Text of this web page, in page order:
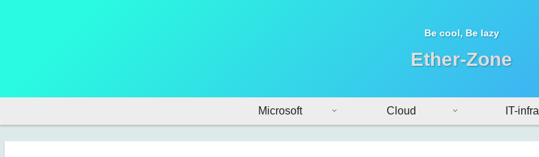
Be cool, Be lazy
Ether-Zone
Microsoft Cloud IT-infra